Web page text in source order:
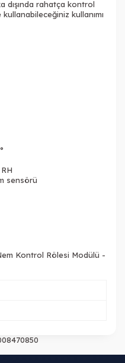
dışında rahatça kontrol
kullanımı
sensörü
Kontrol Rölesi Modülü -